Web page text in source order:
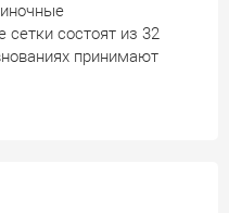
состоят из 32
принимают